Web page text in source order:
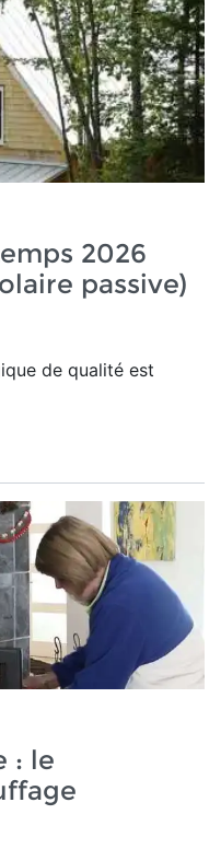
2026
passive)
de qualité est
: le